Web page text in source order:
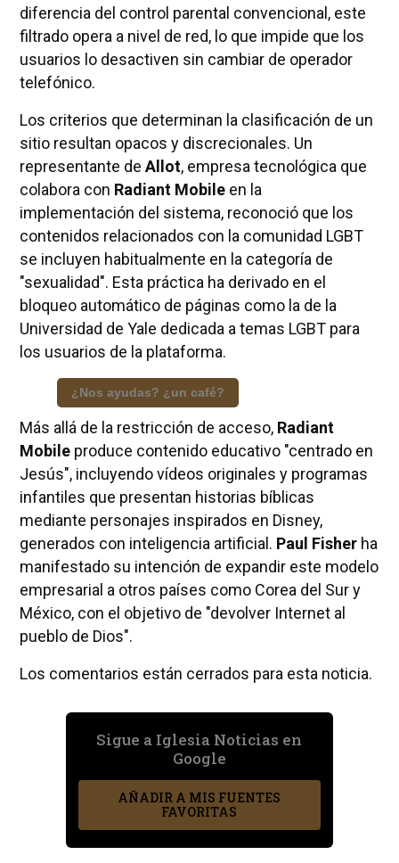
diferencia del control parental convencional, este
filtrado opera a nivel de red, lo que impide que los
usuarios lo desactiven sin cambiar de operador
telefónico.
Los criterios que determinan la clasificación de un
sitio resultan opacos y discrecionales. Un
representante de Allot, empresa tecnológica que
colabora con Radiant Mobileen la
implementación del sistema, reconoció que los
contenidos relacionados con la comunidad LGBT
se incluyen habitualmente en la categoría de
"sexualidad". Esta práctica ha derivado en el
bloqueo automático de páginas como la de la
Universidad de Yale dedicada a temas LGBT para
los usuarios de la plataforma.
¿Nos ayudas? ¿un café?
Más allá de la restricción de acceso, Radiant
Mobileproduce contenido educativo "centrado en
Jesús", incluyendo vídeos originales y programas
infantiles que presentan historias bíblicas
mediante personajes inspirados en Disney,
generados con inteligencia artificial. Paul Fisherha
manifestado su intención de expandir este modelo
empresarial a otros países como Corea del Sur y
México, con el objetivo de "devolver Internet al
pueblo de Dios".
Los comentarios están cerrados para esta noticia.
Sigue a Iglesia Noticias en
Google
AÑADIR A MIS FUENTES
FAVORITAS